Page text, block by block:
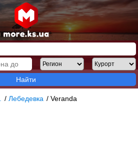
Найти
/Лебедевка /Veranda